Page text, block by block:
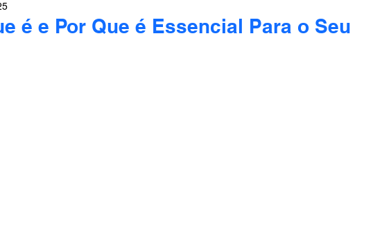
é e Por Que é Essencial Para o Seu